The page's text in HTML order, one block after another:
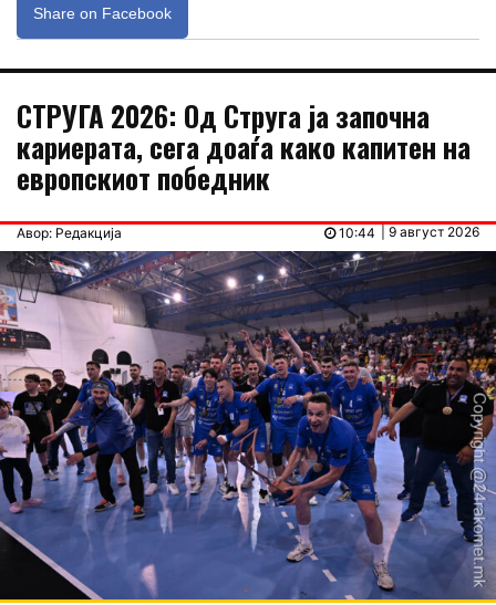
Share on Facebook
СТРУГА 2026: Од Струга ја започна
кариерата, сега доаѓа како капитен на
европскиот победник
Авор: Редакција | 9 август 2026
10:44